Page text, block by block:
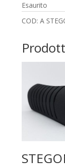
Esaurito
COD: A